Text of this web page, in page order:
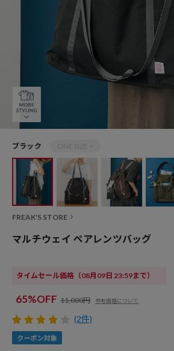
ブラック
FREAK'S STORE
マルチウェイ ペアレンツバッグ
タイムセール価格 （08月09日 23:59まで）
65%OFF 11,000円 参考価格について
(2件)